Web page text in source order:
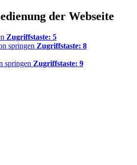
der Webseite
Zugriffstaste: 5
springen Zugriffstaste: 8
springen Zugriffstaste: 9